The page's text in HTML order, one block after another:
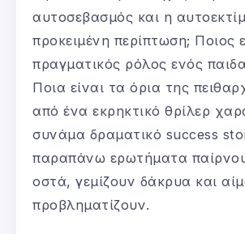
αυτοσεβασμός και η
προκειμένη περίπτωση; Ποιος
πραγματικός ρόλος ενός
Ποια είναι τα όρια της
από ένα εκρηκτικό θρίλερ
συνάμα δραματικό success
παραπάνω ερωτήματα
οστά, γεμίζουν δάκρυα και
προβληματίζουν.